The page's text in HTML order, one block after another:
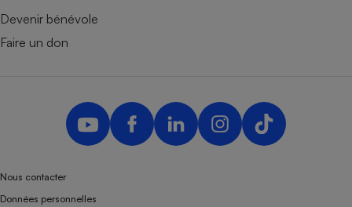
Devenir bénévole
Faire un don
Nous contacter
Données personnelles